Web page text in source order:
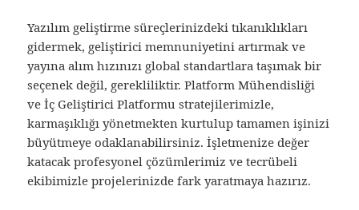
Yazılım geliştirme süreçlerinizdeki tıkanıklıkları
gidermek, geliştirici memnuniyetini artırmak ve
yayına alım hızınızı global standartlara taşımak bir
seçenek değil, gerekliliktir. Platform Mühendisliği
ve İç Geliştirici Platformu stratejilerimizle,
karmaşıklığı yönetmekten kurtulup tamamen işinizi
büyütmeye odaklanabilirsiniz. İşletmenize değer
katacak profesyonel çözümlerimiz ve tecrübeli
ekibimizle projelerinizde fark yaratmaya hazırız.